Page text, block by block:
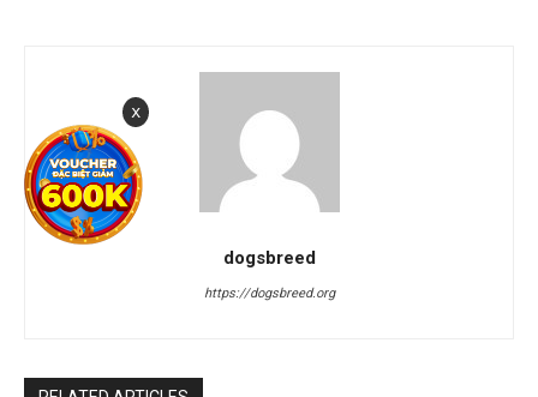
dogsbreed
https://dogsbreed.org
x